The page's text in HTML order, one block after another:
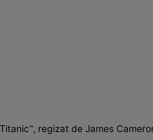
regizat de James